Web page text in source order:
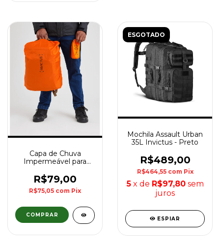
Capa de Chuva
Impermeável para
40L Invictus - Laranja
R$79,00
R$75,05 com Pix
ESGOTADO
Mochila Assault Urban
35L Invictus - Preto
R$489,00
R$464,55 com Pix
5 x de R$97,80 sem
juros
ESPIAR